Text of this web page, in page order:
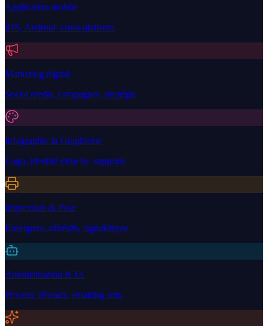
Application mobile
iOS, Android, cross-platform
Marketing digital
Social media, campagnes, stratégie
Infographie & Graphisme
Logo, identité visuelle, supports
Impression & Pose
Enseignes, adhésifs, signalétique
Automatisation & IA
Process, réseaux, emailing auto